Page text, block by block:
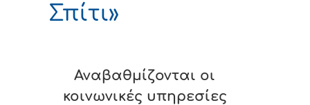
Σπίτι»
Αναβαθμίζονται οι
κοινωνικές υπηρεσίες